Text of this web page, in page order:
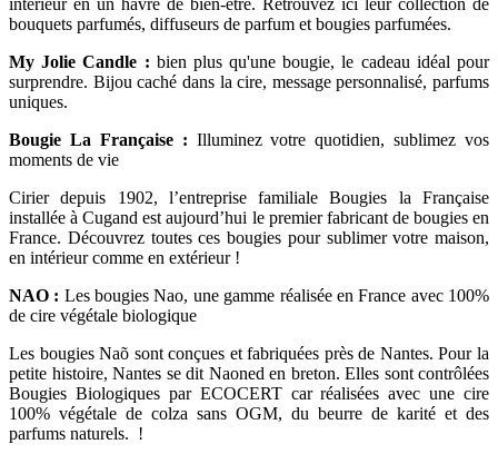
intérieur en un havre de bien-être. Retrouvez ici leur collection de
bouquets parfumés, diffuseurs de parfum et bougies parfumées.
My Jolie Candle : bien plus qu'une bougie, le cadeau idéal pour
surprendre. Bijou caché dans la cire, message personnalisé, parfums
uniques.
Bougie La Française : Illuminez votre quotidien, sublimez vos
moments de vie
Cirier depuis 1902, l’entreprise familiale Bougies la Française
installée à Cugand est aujourd’hui le premier fabricant de bougies en
France. Découvrez toutes ces bougies pour sublimer votre maison,
en intérieur comme en extérieur !
NAO : Les bougies Nao, une gamme réalisée en France avec 100%
de cire végétale biologique
Les bougies Naõ sont conçues et fabriquées près de Nantes. Pour la
petite histoire, Nantes se dit Naoned en breton. Elles sont contrôlées
Bougies Biologiques par ECOCERT car réalisées avec une cire
100% végétale de colza sans OGM, du beurre de karité et des
parfums naturels. !